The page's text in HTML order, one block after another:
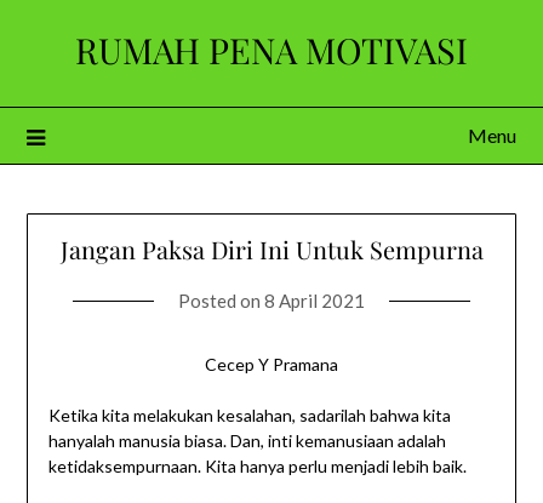
RUMAH PENA MOTIVASI
Menu
Jangan Paksa Diri Ini Untuk Sempurna
Posted on 8 April 2021
Cecep Y Pramana
Ketika kita melakukan kesalahan, sadarilah bahwa kita
hanyalah manusia biasa. Dan, inti kemanusiaan adalah
ketidaksempurnaan. Kita hanya perlu menjadi lebih baik.